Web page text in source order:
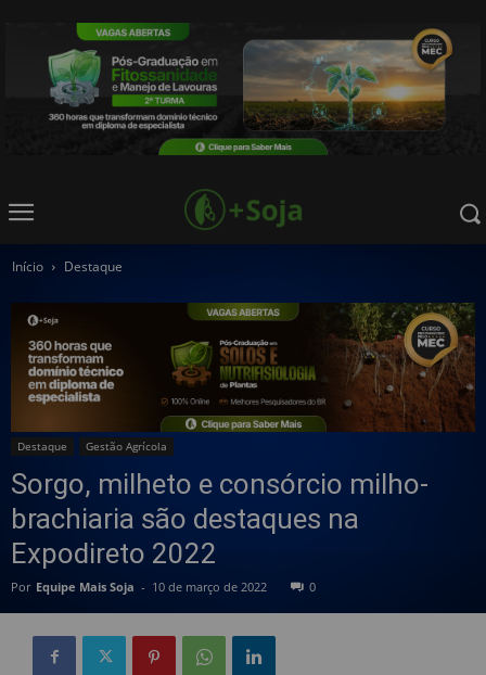
Início Destaque
Destaque Gestão Agrícola
Sorgo, milheto e consórcio milho-
brachiaria são destaques na
Expodireto 2022
Por Equipe Mais Soja - 10 de março de 2022 0